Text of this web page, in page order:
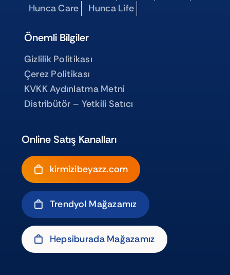
Online Satış Kanalları
kirmizibeyazz.com
Trendyol Mağazamız
Hepsiburada Mağazamız
Hunca Care
Hunca Life
Önemli Bilgiler
Gizlilik Politikası
Çerez Politikası
KVKK Aydınlatma Metni
Distribütör – Yetkili Satıcı